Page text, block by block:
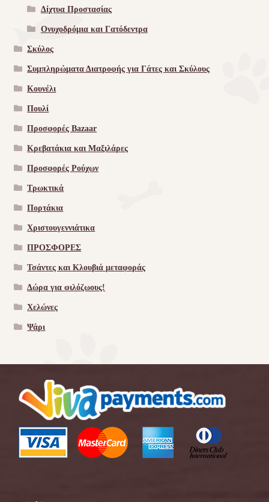
Δίχτυα Προστασίας
Ονυχοδρόμια και Γατόδεντρα
Σκύλος
Συμπληρώματα Διατροφής για Γάτες και Σκύλους
Κουνέλι
Πουλί
Προσφορές Bazaar
Κρεβατάκια και Μαξιλάρες
Προσφορές Ρούχων
Τρωκτικά
Πορτάκια
Χριστουγεννιάτικα
ΠΡΟΣΦΟΡΕΣ
Τσάντες και Κλουβιά μεταφοράς
Δώρα για φιλόζωους!
Χελώνες
Ψάρι